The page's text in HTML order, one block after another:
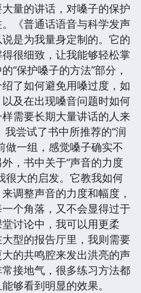
量的讲话，对嗓子的保护
《普通话语音与科学发声
是为我量身定制的。它的
很细致，让我能够轻松掌
“保护嗓子的方法”部分，
了如何避免用嗓过度，如
及在出现嗓音问题时如何
需要长期大量讲话的人来
尝试了书中所推荐的“润
做一组，感觉嗓子确实不
，书中关于“声音的力度
很大的启发。它教我如何
调整声音的力度和幅度，
个角落，又不会显得过于
讨论中，我可以用更柔
型的报告厅里，我则需要
的共鸣腔来发出洪亮的声
接地气，很多练习方法都
够看到明显的效果。